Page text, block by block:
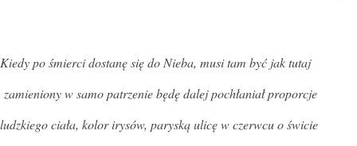
Kiedy po śmierci dostanę się do Nieba, musi tam być jak tutaj
zamieniony w samo patrzenie będę dalej pochłaniał proporcje
ludzkiego ciała, kolor irysów, paryską ulicę w czerwcu o świcie